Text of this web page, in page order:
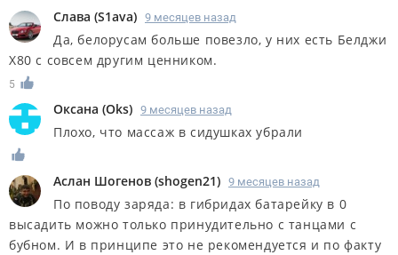
Слава (S1ava) 9 месяцев назад
Да, белорусам больше повезло, у них есть Белджи
Х80 с совсем другим ценником.
5
Оксана (Oks) 9 месяцев назад
Плохо, что массаж в сидушках убрали
Аслан Шогенов (shogen21) 9 месяцев назад
По поводу заряда: в гибридах батарейку в 0
высадить можно только принудительно с танцами с
бубном. И в принципе это не рекомендуется и по факту